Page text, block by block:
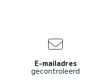
E-mailadres
gecontroleerd